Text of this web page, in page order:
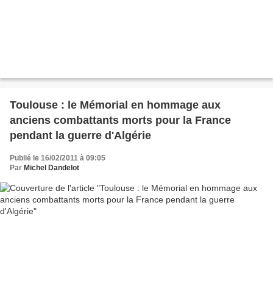
Toulouse : le Mémorial en hommage aux
anciens combattants morts pour la France
pendant la guerre d'Algérie
Publié le 16/02/2011 à 09:05
Par Michel Dandelot